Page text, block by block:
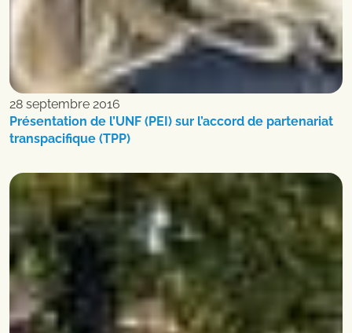
28 septembre 2016
Présentation de l’UNF (PEI) sur l’accord de partenariat
transpacifique (TPP)